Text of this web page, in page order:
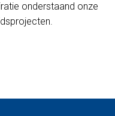
onderstaand onze